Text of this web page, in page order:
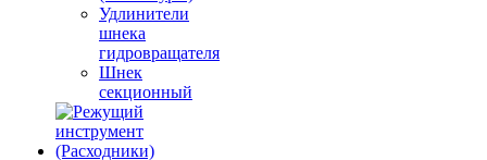
Удлинители
шнека
гидровращателя
Шнек
секционный